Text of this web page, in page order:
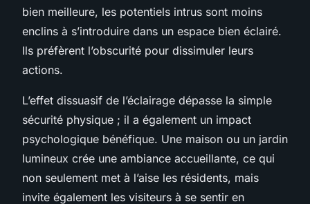
bien meilleure, les potentiels intrus sont moins
enclins à s’introduire dans un espace bien éclairé.
Ils préfèrent l’obscurité pour dissimuler leurs
actions.
L’effet dissuasif de l’éclairage dépasse la simple
sécurité physique ; il a également un impact
psychologique bénéfique. Une maison ou un jardin
lumineux crée une ambiance accueillante, ce qui
non seulement met à l’aise les résidents, mais
invite également les visiteurs à se sentir en